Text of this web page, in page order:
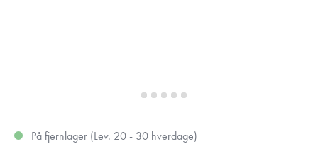
På fjernlager (Lev. 20 - 30 hverdage)